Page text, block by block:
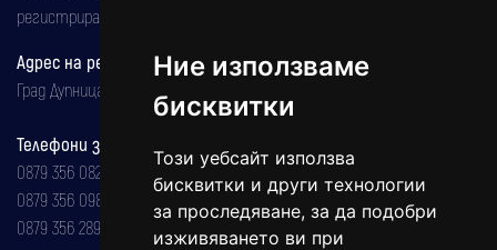
Ние използваме
бисквитки
Този уебсайт използва
бисквитки и други технологии
за проследяване, за да подобри
изживяването ви при
регистрирана на 08.05.2002 година.
Адрес на редакцията
Град Дупница, ул.''Христо Ботев" 43
Телефони за реклама и абонаменти
0879 356 082
0879 356 098
0879 356 289